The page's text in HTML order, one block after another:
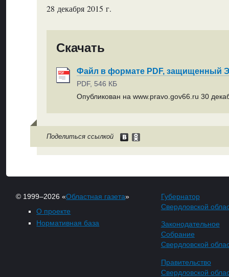
28 декабря 2015 г.
Скачать
Файл в формате PDF, защищенный
PDF, 546 КБ
Опубликован на www.pravo.gov66.ru 30
Поделиться ссылкой
© 1999–2026 «Областная газета»
О проекте
Нормативная база
Губернатор
Свердловской
Законодательное
Собрание
Свердловской
Правительство
Свердловской